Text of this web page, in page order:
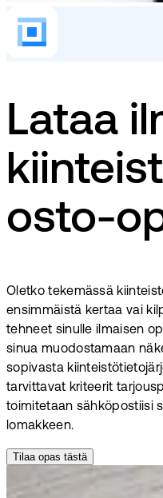
Lataa
osto-
Oletko tekemässä
ensimmäistä kertaa vai
tehneet sinulle ilmaisen
sinua muodostamaan
sopivasta
tarvittavat kriteerit
toimitetaan sähköpostiisi
lomakkeen.
Tilaa opas tästä